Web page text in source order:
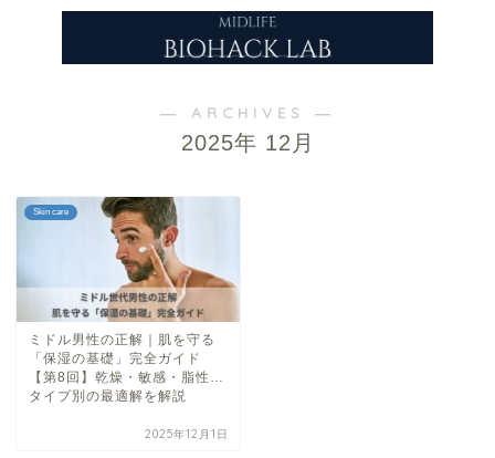
― ARCHIVES ―
2025年 12月
Skin care
ミドル男性の正解｜肌を守る
「保湿の基礎」完全ガイド
【第8回】乾燥・敏感・脂性…
タイプ別の最適解を解説
2025年12月1日